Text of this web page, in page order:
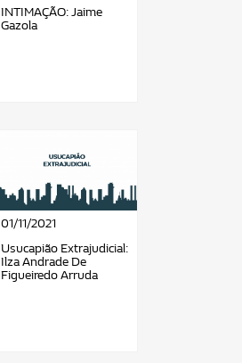
INTIMAÇÃO: Jaime
Gazola
01/11/2021
Usucapião Extrajudicial:
Ilza Andrade De
Figueiredo Arruda